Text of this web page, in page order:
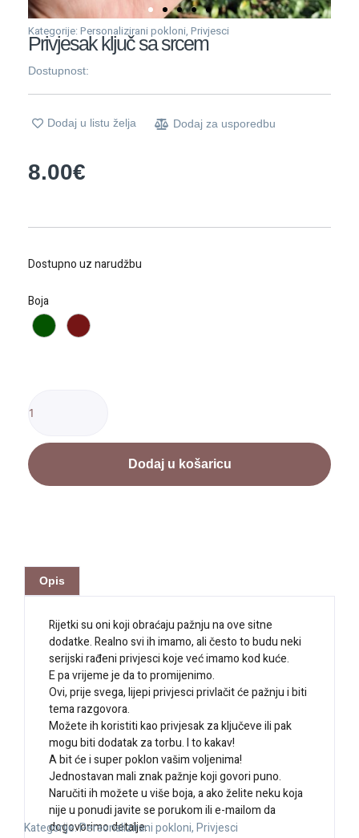
Kategorije: Personalizirani pokloni, Privjesci
Privjesak ključ sa srcem
Dostupnost:
Dodaj u listu želja Dodaj za usporedbu
8.00€
Dostupno uz narudžbu
Boja
ključ
srcem
količina
Dodaj u košaricu
Opis
Rijetki su oni koji obraćaju pažnju na ove sitne
dodatke. Realno svi ih imamo, ali često to budu neki
serijski rađeni privjesci koje već imamo kod kuće.
E pa vrijeme je da to promijenimo.
Ovi, prije svega, lijepi privjesci privlačit će pažnju i biti
tema razgovora.
Možete ih koristiti kao privjesak za ključeve ili pak
mogu biti dodatak za torbu. I to kakav!
A bit će i super poklon vašim voljenima!
Jednostavan mali znak pažnje koji govori puno.
Naručiti ih možete u više boja, a ako želite neku koja
nije u ponudi javite se porukom ili e-mailom da
dogovorimo detalje.
Kategorije:Personalizirani pokloni,Privjesci